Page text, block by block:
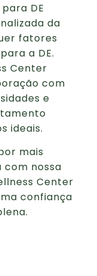
DE
da
fatores
a DE.
Center
com
e
ideais.
mais
com nossa
Center
confiança